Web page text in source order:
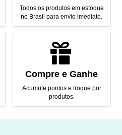
Todos os produtos em estoque
no Brasil para envio imediato.
Compre e Ganhe
Acumule pontos e troque por
produtos.